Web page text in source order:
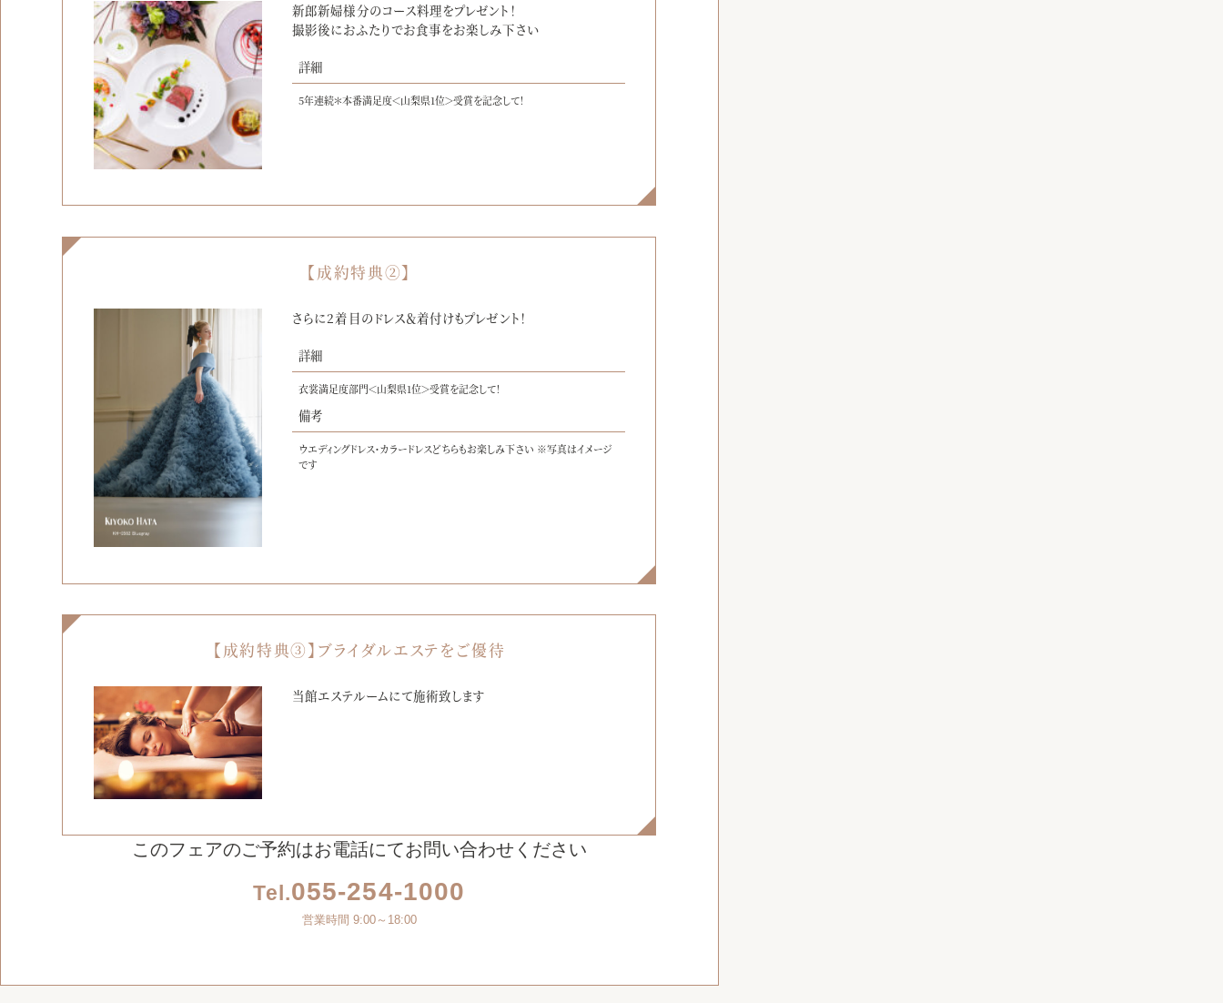
新郎新婦様分のコース料理をプレゼント！
撮影後におふたりでお食事をお楽しみ下さい
詳細
5年連続＊本番満足度＜山梨県1位＞受賞を記念して！
【成約特典②】
さらに2着目のドレス＆着付けもプレゼント！
詳細
衣裳満足度部門＜山梨県1位＞受賞を記念して！
備考
ウエディングドレス・カラードレスどちらもお楽しみ下さい ※写真はイメージ
です
【成約特典③】ブライダルエステをご優待
当館エステルームにて施術致します
このフェアのご予約はお電話にてお問い合わせください
Tel.055-254-1000
営業時間 9:00～18:00